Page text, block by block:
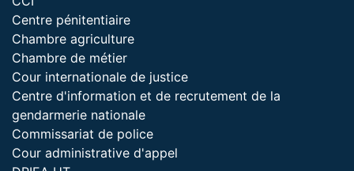
Centre pénitentiaire
Chambre agriculture
Chambre de métier
Cour internationale de justice
Centre d'information et de recrutement de la
gendarmerie nationale
Commissariat de police
Cour administrative d'appel